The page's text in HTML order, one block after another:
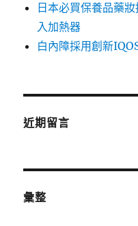
日本必買保養品藥
入加熱器
白內障採用創新
近期留言
彙整